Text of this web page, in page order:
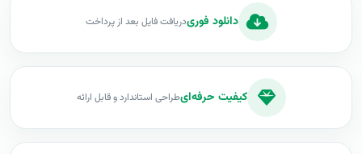
دانلود فوریدریافت فایل بعد از پرداخت
کیفیت حرفه‌ایطراحی استاندارد و قابل ارائه